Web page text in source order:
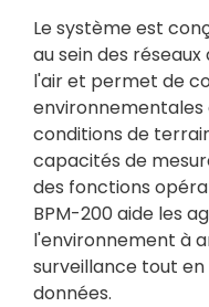
Le système est
au sein des
l'air et permet de
environnementales
conditions de
capacités de
des fonctions
BPM-200 aide les
l'environnement à
surveillance tout
données.